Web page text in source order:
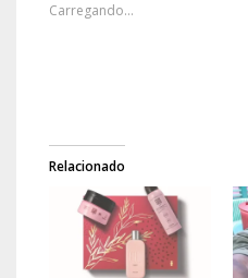
Carregando...
Relacionado